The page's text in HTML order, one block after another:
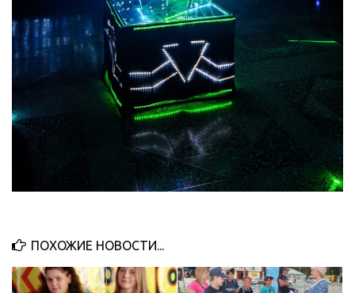
ПОХОЖИЕ НОВОСТИ...